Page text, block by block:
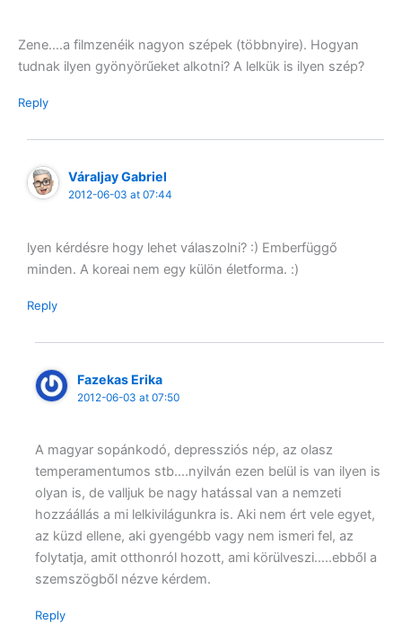
Zene….a filmzenéik nagyon szépek (többnyire). Hogyan
tudnak ilyen gyönyörűeket alkotni? A lelkük is ilyen szép?
Reply
Váraljay Gabriel
2012-06-03 at 07:44
lyen kérdésre hogy lehet válaszolni? :) Emberfüggő
minden. A koreai nem egy külön életforma. :)
Reply
Fazekas Erika
2012-06-03 at 07:50
A magyar sopánkodó, depressziós nép, az olasz
temperamentumos stb….nyilván ezen belül is van ilyen is
olyan is, de valljuk be nagy hatással van a nemzeti
hozzáállás a mi lelkivilágunkra is. Aki nem ért vele egyet,
az küzd ellene, aki gyengébb vagy nem ismeri fel, az
folytatja, amit otthonról hozott, ami körülveszi…..ebből a
szemszögből nézve kérdem.
Reply